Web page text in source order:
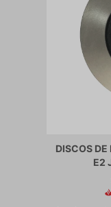
DISCOS DE
E2